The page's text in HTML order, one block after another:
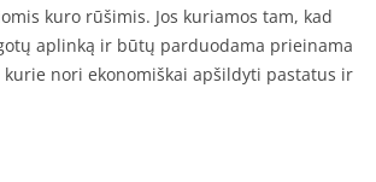
kuro rūšimis. Jos kuriamos tam, kad
aplinką ir būtų parduodama prieinama
nori ekonomiškai apšildyti pastatus ir